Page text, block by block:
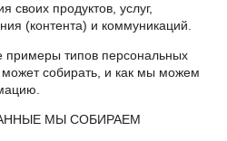
своих продуктов, услуг,
(контента) и коммуникаций.
типов персональных
собирать, и как мы можем
МЫ СОБИРАЕМ